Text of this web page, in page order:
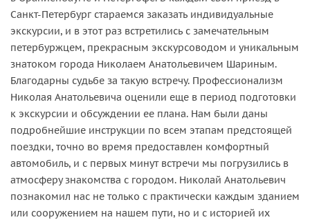
Санкт-Петербург стараемся заказать индивидуальные
экскурсии, и в этот раз встретились с замечательным
петербуржцем, прекрасным экскурсоводом и уникальным
знатоком города Николаем Анатольевичем Шариным.
Благодарны судьбе за такую встречу. Профессионализм
Николая Анатольевича оценили еще в период подготовки
к экскурсии и обсуждении ее плана. Нам были даны
подробнейшие инструкции по всем этапам предстоящей
поездки, точно во время предоставлен комфортный
автомобиль, и с первых минут встречи мы погрузились в
атмосферу знакомства с городом. Николай Анатольевич
познакомил нас не только с практически каждым зданием
или сооружением на нашем пути, но и с историей их